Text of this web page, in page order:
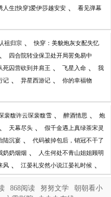
人生[快穿]爱伊莎越安安 、 看见弹幕
祖归宗 、 快穿：美貌炮灰女配失忆
、 四合院转业保卫处开局罢免易中
死囚营砍到并肩王 、 飞星入命 、 我
记 、 异星西游记 、 你的幸福物
裴馥许云琛裴馥雪 、 醉酒情思 、 炮
、 天幕尽头 、 假千金遇上真绿茶宋灵
陆沉宴 、 代码被掉包后，销冠不干了
奶奶烟烟 、 人生何处不青山姐姐顾明
风 、 江晏礼安然小说江晏礼时候 、
868阅读 努努文学
朝朝看小